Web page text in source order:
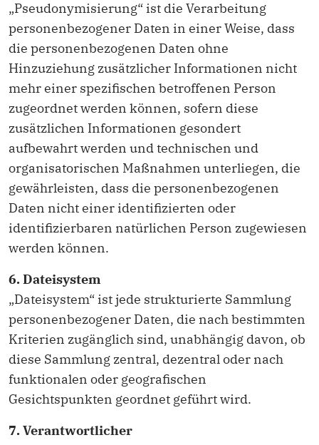
„Pseudonymisierung“ ist die Verarbeitung
personenbezogener Daten in einer Weise, dass
die personenbezogenen Daten ohne
Hinzuziehung zusätzlicher Informationen nicht
mehr einer spezifischen betroffenen Person
zugeordnet werden können, sofern diese
zusätzlichen Informationen gesondert
aufbewahrt werden und technischen und
organisatorischen Maßnahmen unterliegen, die
gewährleisten, dass die personenbezogenen
Daten nicht einer identifizierten oder
identifizierbaren natürlichen Person zugewiesen
werden können.
6. Dateisystem
„Dateisystem“ ist jede strukturierte Sammlung
personenbezogener Daten, die nach bestimmten
Kriterien zugänglich sind, unabhängig davon, ob
diese Sammlung zentral, dezentral oder nach
funktionalen oder geografischen
Gesichtspunkten geordnet geführt wird.
7. Verantwortlicher